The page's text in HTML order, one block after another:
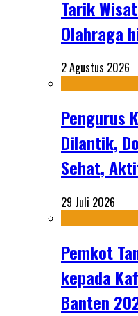
Tarik
Olahraga
2 Agustus 2026
Pengurus
Dilantik,
Sehat,
29 Juli 2026
Pemkot
kepada
Banten